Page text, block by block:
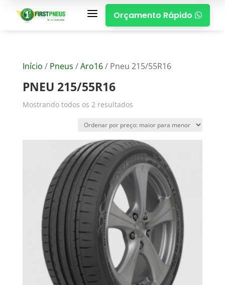
a Orçamento Rápido 
Início / Pneus /Aro16/ Pneu 215/55R16
PNEU 215/55R16
Mostrando todos os 2 resultados